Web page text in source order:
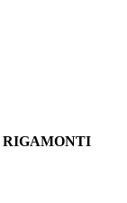
RIGAMONTI